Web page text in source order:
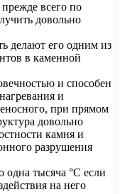
всего по
довольно
делают его одним из
в каменной
и способен
и
при прямом
довольно
камня и
разрушения
одна тысяча °C если
на него